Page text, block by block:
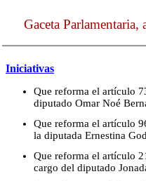
Gaceta
Iniciativas
Que reforma el artículo
diputado Omar Noé
Que reforma el artículo
la diputada Ernestina
Que reforma el artículo
cargo del diputado